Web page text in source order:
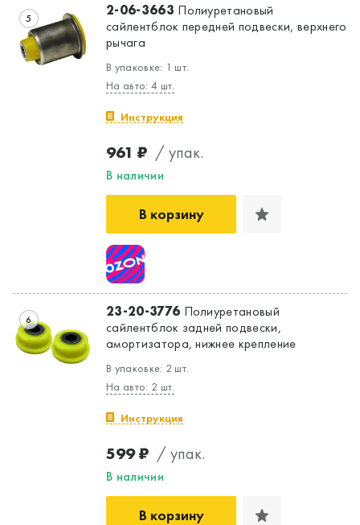
5 2-06-3663 Полиуретановый
сайлентблок передней подвески, верхнего
рычага
В упаковке: 1 шт.
На авто: 4 шт.
Инструкция
961 ₽ / упак.
В наличии
В корзину
6 23-20-3776 Полиуретановый
сайлентблок задней подвески,
амортизатора, нижнее крепление
В упаковке: 2 шт.
На авто: 2 шт.
Инструкция
599 ₽ / упак.
В наличии
В корзину